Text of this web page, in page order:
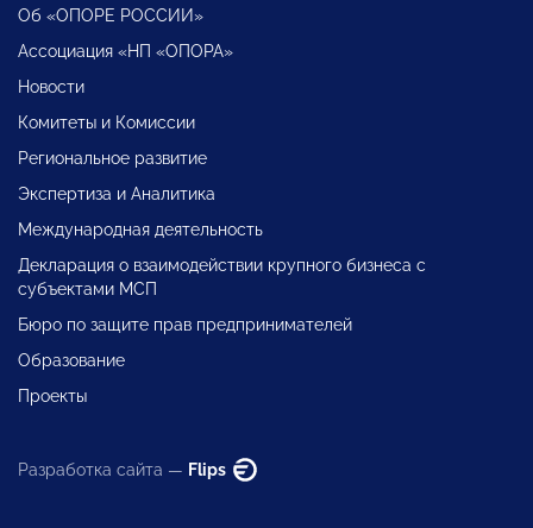
Об «ОПОРЕ РОССИИ»
Ассоциация «НП «ОПОРА»
Новости
Комитеты и Комиссии
Региональное развитие
Экспертиза и Аналитика
Международная деятельность
Декларация о взаимодействии крупного бизнеса с
субъектами МСП
Бюро по защите прав предпринимателей
Образование
Проекты
Разработка сайта — Flips